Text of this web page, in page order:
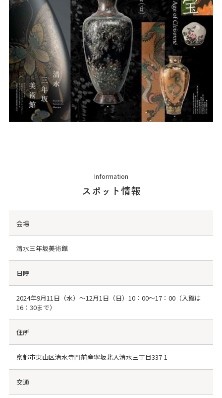
Information
スポット情報
会場
清水三年坂美術館
日時
2024年9月11日（水）～12月1日（日）10：00～17：00（入館は
16：30まで）
住所
京都市東山区清水寺門前産寧坂北入清水三丁目337-1
交通